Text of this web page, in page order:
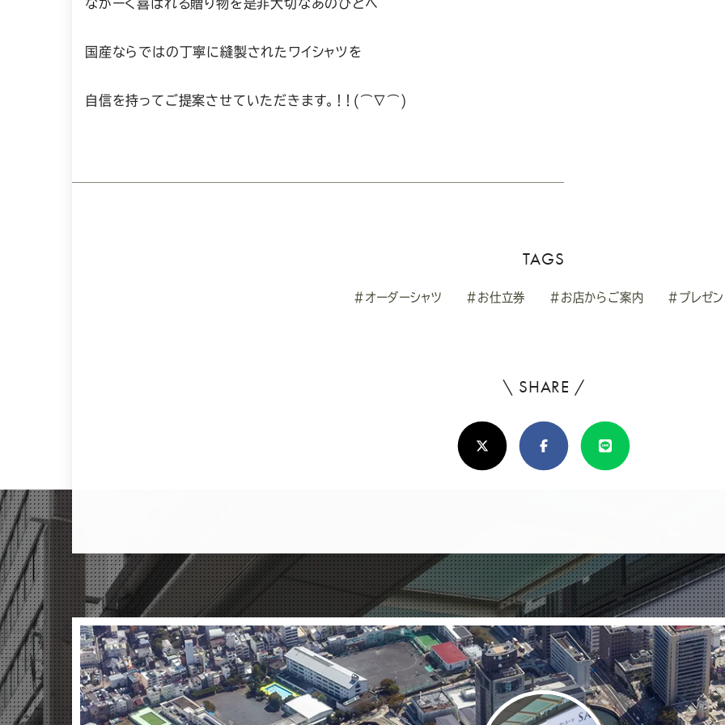
ながーく喜ばれる贈り物を是非大切なあのひとへ
国産ならではの丁寧に縫製されたワイシャツを
自信を持ってご提案させていただきます。！！(⌒∇⌒)
TAGS
#オーダーシャツ #お仕立券 #お店からご案内 #プレゼン
\ SHARE /
ろ
し
け
シ
ェ
ア
し
て
く
X(Twitter)FacebookLine